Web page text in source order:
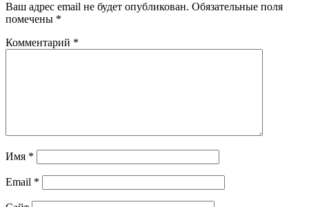
Ваш адрес email не будет опубликован. Обязательные поля
помечены *
Комментарий *
Имя *
Email *